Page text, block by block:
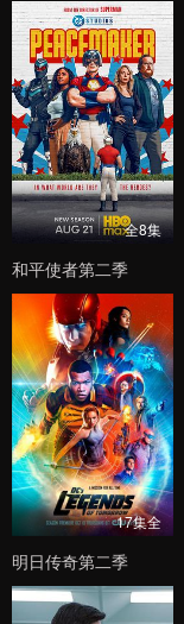
全8集
和平使者第二季
17集全
明日传奇第二季